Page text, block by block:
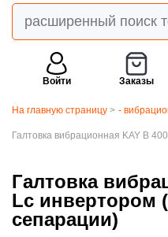
Войти Заказы
На главную страницу > -
Галтовка вибрационная KAY B
Галтовка
Lс инвертором
сепарации)